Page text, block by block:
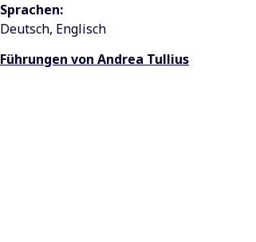
Sprachen:
Deutsch Englisch
Führungen von Andrea Tullius